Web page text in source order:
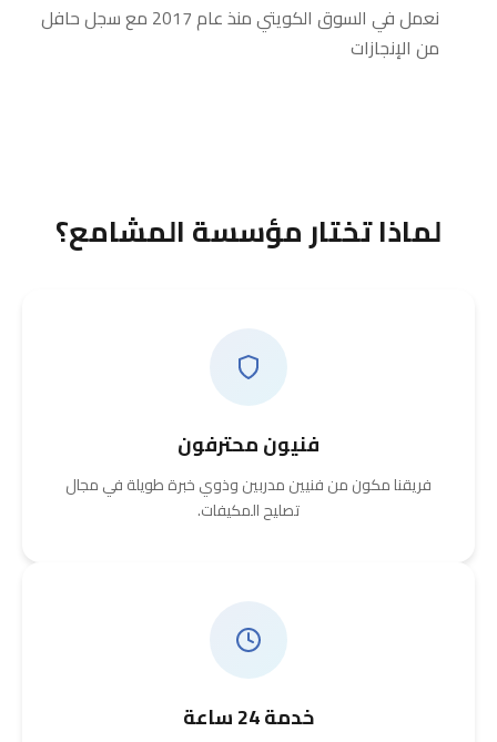
نعمل في السوق الكويتي منذ عام 2017 مع سجل حافل
من الإنجازات
لماذا تختار مؤسسة المشامع؟
فنيون محترفون
فريقنا مكون من فنيين مدربين وذوي خبرة طويلة في مجال
تصليح المكيفات.
خدمة 24 ساعة